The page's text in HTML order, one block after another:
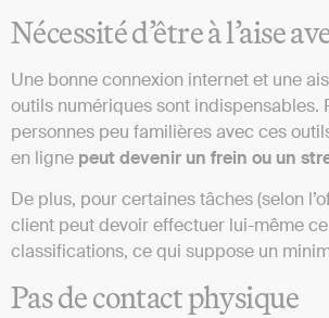
Nécessité d’être à l’aise
Une bonne connexion internet et une
outils numériques sont indispensables.
personnes peu familières avec ces
en ligne peut devenir un frein ou un
De plus, pour certaines tâches (selon
client peut devoir effectuer lui-même
classifications, ce qui suppose un
Pas de contact physique